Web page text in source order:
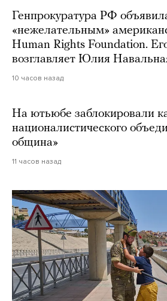
Генпрокуратура РФ
«нежелательным»
Human Rights Foundation.
возглавляет Юлия
10 часов назад
На ютьюбе заблокировали
националистического
община»
11 часов назад